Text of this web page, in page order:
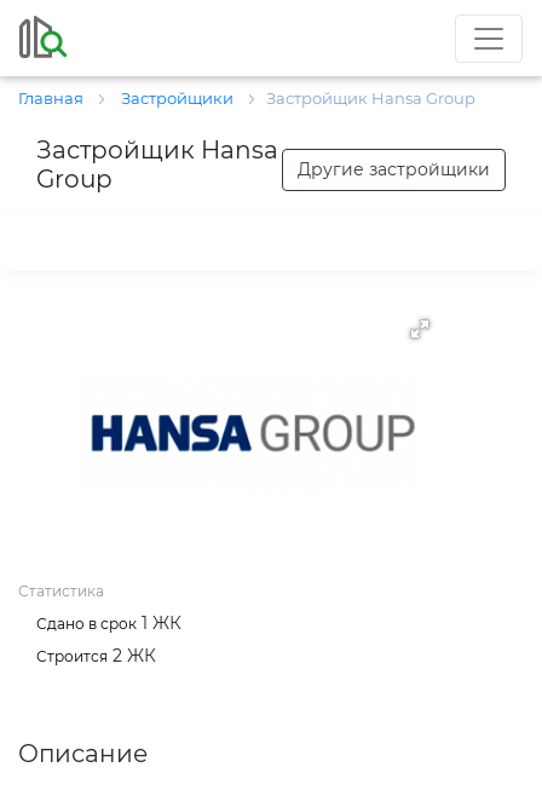
Главная Застройщики Застройщик Hansa Group
Застройщик Hansa
Group
Другие застройщики
Статистика
Сдано в срок 1 ЖК
Строится 2 ЖК
Описание